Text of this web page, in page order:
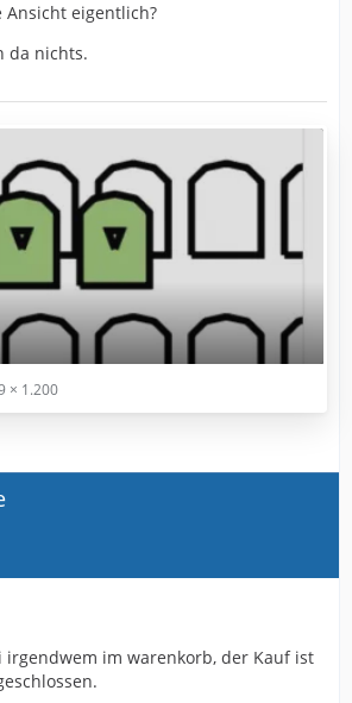
Ansicht eigentlich?
da nichts.
× 1.200
irgendwem im warenkorb, der Kauf ist